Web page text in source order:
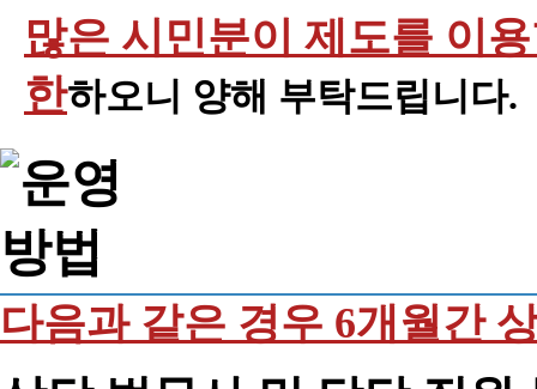
많은 시민분이 제도를 이
한하오니 양해 부탁드립니다.
다음과 같은 경우 6개월간